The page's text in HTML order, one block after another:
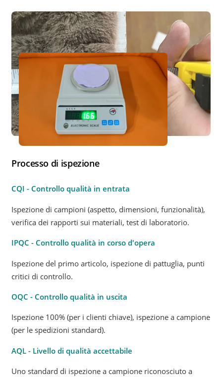
Processo di ispezione
CQI - Controllo qualità in entrata
Ispezione di campioni (aspetto, dimensioni, funzionalità),
verifica dei rapporti sui materiali, test di laboratorio.
IPQC - Controllo qualità in corso d'opera
Ispezione del primo articolo, ispezione di pattuglia, punti
critici di controllo.
OQC - Controllo qualità in uscita
Ispezione 100% (per i clienti chiave), ispezione a campione
(per le spedizioni standard).
AQL - Livello di qualità accettabile
Uno standard di ispezione a campione riconosciuto a